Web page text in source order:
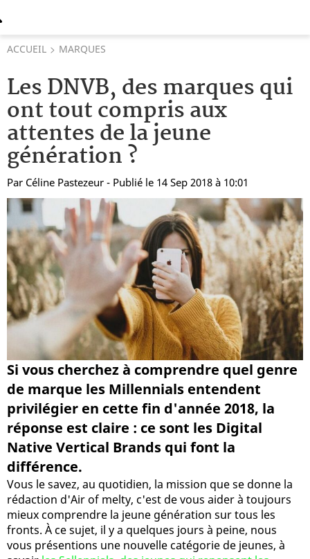
ACCUEIL MARQUES
Les DNVB, des marques qui
ont tout compris aux
attentes de la jeune
génération ?
Par Céline Pastezeur - Publié le 14 Sep 2018 à 10:01
Si vous cherchez à comprendre quel genre
de marque les Millennials entendent
privilégier en cette fin d'année 2018, la
réponse est claire : ce sont les Digital
Native Vertical Brands qui font la
différence.
Vous le savez, au quotidien, la mission que se donne la
rédaction d'Air of melty, c'est de vous aider à toujours
mieux comprendre la jeune génération sur tous les
fronts. À ce sujet, il y a quelques jours à peine, nous
vous présentions une nouvelle catégorie de jeunes, à